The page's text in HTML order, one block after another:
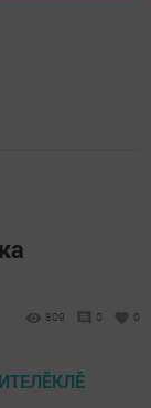
809 0 0